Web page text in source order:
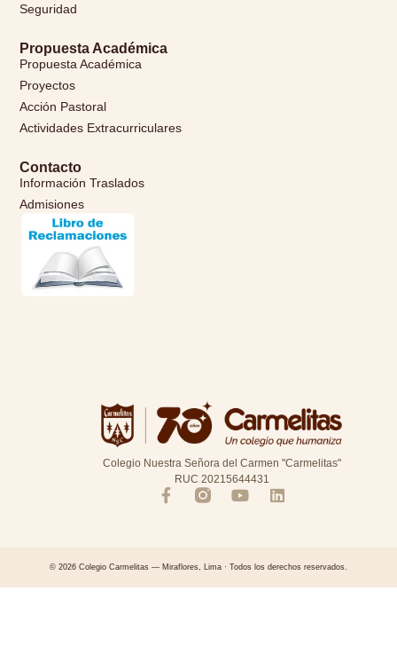
Colegio Nuestra Señora del Carmen "Carmelitas"
RUC 20215644431
Seguridad
Propuesta Académica
Propuesta Académica
Proyectos
Acción Pastoral
Actividades Extracurriculares
Contacto
Información Traslados
Admisiones
© 2026 Colegio Carmelitas — Miraflores, Lima · Todos los derechos reservados.